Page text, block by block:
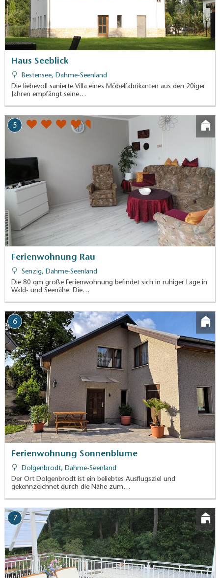
Haus Seeblick
Bestensee, Dahme-Seenland
Die liebevoll sanierte Villa eines Möbelfabrikanten aus den 20iger
Jahren empfängt seine…
5
Ferienwohnung Rau
Senzig, Dahme-Seenland
Die 80 qm große Ferienwohnung befindet sich in ruhiger Lage in
Wald- und Seenähe. Die…
6
Ferienwohnung Sonnenblume
Dolgenbrodt, Dahme-Seenland
Der Ort Dolgenbrodt ist ein beliebtes Ausflugsziel und
gekennzeichnet durch die Nähe zum…
7